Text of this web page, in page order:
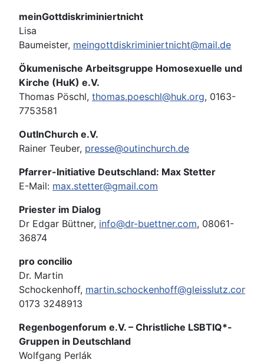
meinGottdiskriminiertnicht
Lisa
Baumeister, meingottdiskriminiertnicht@mail.de
Ökumenische Arbeitsgruppe Homosexuelle und
Kirche (HuK) e.V.
Thomas Pöschl, thomas.poeschl@huk.org, 0163-
7753581
OutInChurch e.V.
Rainer Teuber, presse@outinchurch.de
Pfarrer-Initiative Deutschland: Max Stetter
E-Mail: max.stetter@gmail.com
Priester im Dialog
Dr Edgar Büttner, info@dr-buettner.com, 08061-
36874
pro concilio
Dr. Martin
Schockenhoff, martin.schockenhoff@gleisslutz.com
0173 3248913
Regenbogenforum e.V. – Christliche LSBTIQ*-
Gruppen in Deutschland
Wolfgang Perlák